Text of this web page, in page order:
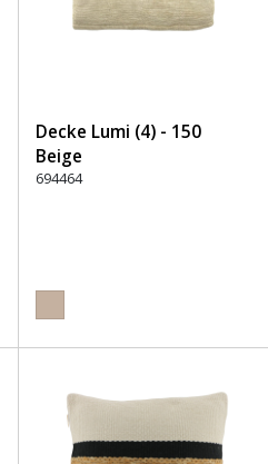
Decke Lumi (4) - 150
Beige
694464